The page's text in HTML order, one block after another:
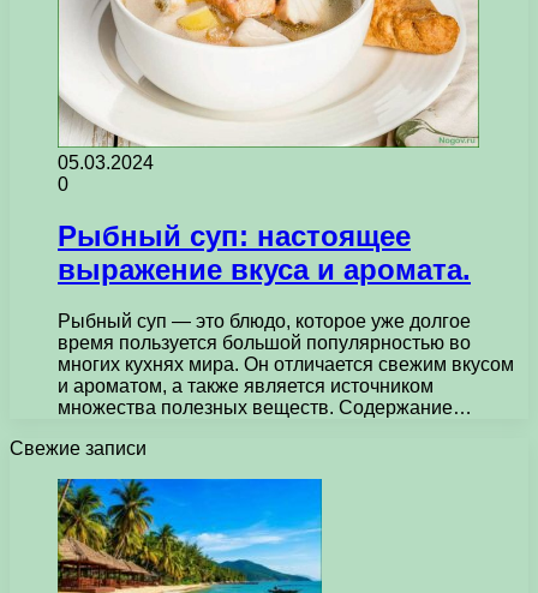
05.03.2024
0
Рыбный суп: настоящее
выражение вкуса и аромата.
Рыбный суп — это блюдо, которое уже долгое
время пользуется большой популярностью во
многих кухнях мира. Он отличается свежим вкусом
и ароматом, а также является источником
множества полезных веществ. Содержание…
Свежие записи